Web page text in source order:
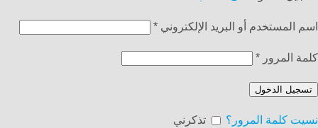
اسم المستخدم أو البريد الإلكتروني *
كلمة المرور *
تسجيل الدخول
نسيت كلمة المرور؟ تذكرني